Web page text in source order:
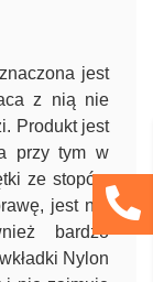
jest
z nią nie
Produkt jest
przy tym w
ze stopów
jest nie
bardzo
Nylon